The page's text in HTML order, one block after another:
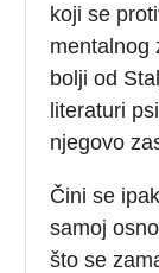
koji se
mentalnog
bolji od
literaturi
njegovo
Čini se
samoj
što se